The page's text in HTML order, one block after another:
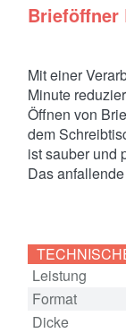
Brieföffner
Mit einer
Minute
Öffnen von
dem
ist sauber und
Das
Leistung
Format
Dicke